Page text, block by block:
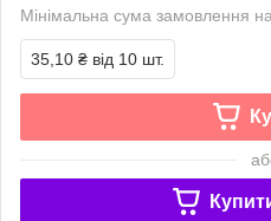
Мінімальна сума замовлення
35,10 ₴ від 10 шт.